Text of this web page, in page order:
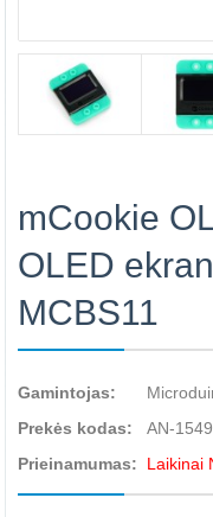
mCookie
OLED
MCBS11
Gamintojas:
Prekės kodas:
AN-
Prieinamumas:
Laikinai